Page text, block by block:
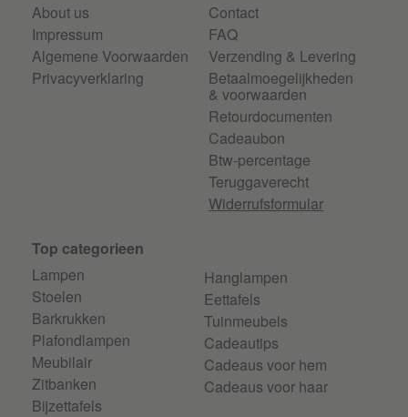
About us
Impressum
Algemene Voorwaarden
Privacyverklaring
Contact
FAQ
Verzending & Levering
Betaalmoegelijkheden
& voorwaarden
Retourdocumenten
Cadeaubon
Btw-percentage
Teruggaverecht
Widerrufsformular
Top categorieen
Lampen
Stoelen
Barkrukken
Plafondlampen
Meubilair
Zitbanken
Bijzettafels
Hanglampen
Eettafels
Tuinmeubels
Cadeautips
Cadeaus voor hem
Cadeaus voor haar